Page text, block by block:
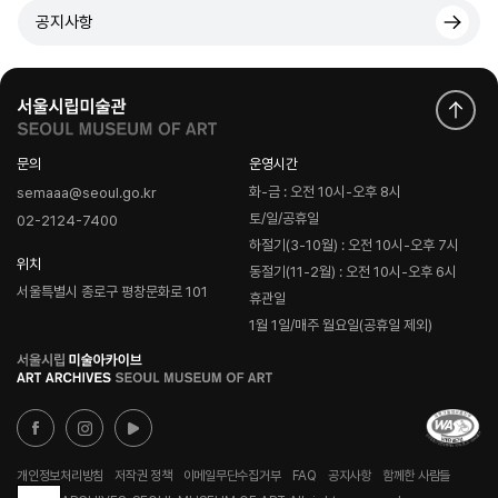
공지사항
문의
semaaa@seoul.go.kr
02-2124-7400
위치
서울특별시 종로구 평창문화로 101
운영시간
화-금 : 오전 10시-오후 8시
토/일/공휴일
하절기(3-10월) : 오전 10시-오후 7시
동절기(11-2월) : 오전 10시-오후 6시
휴관일
1월 1일/매주 월요일(공휴일 제외)
로
고
개인정보처리방침 저작권 정책 이메일무단수집거부 FAQ 공지사항
함께한 사람들